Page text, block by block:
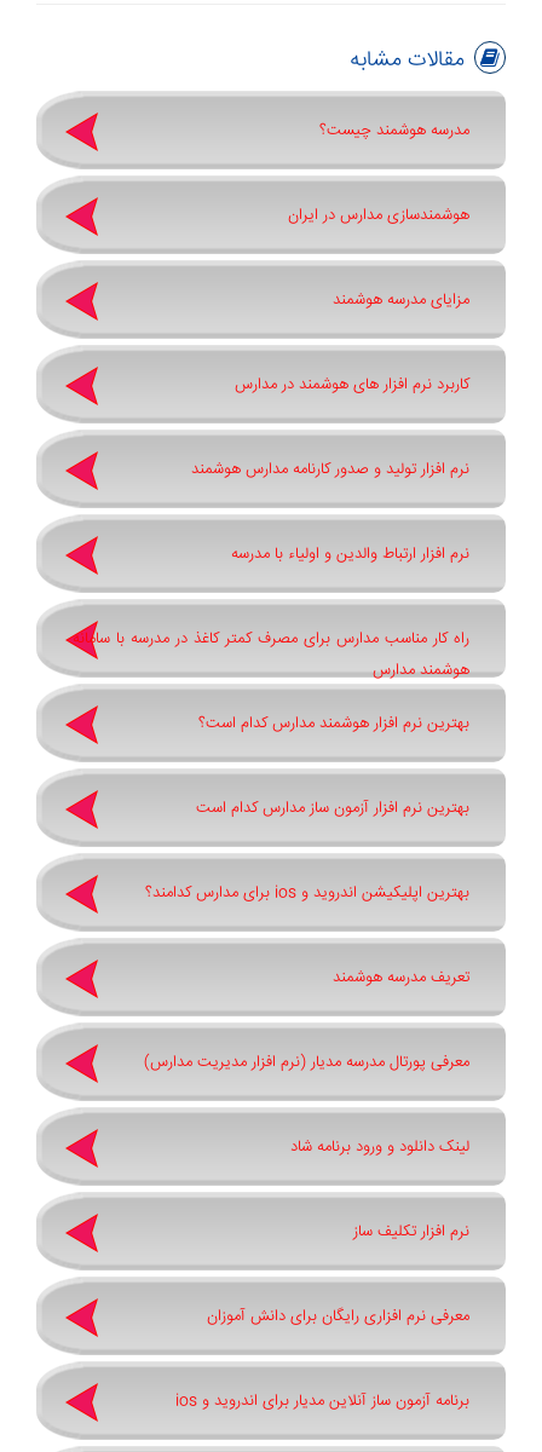
مقالات مشابه
مدرسه هوشمند چیست؟
هوشمندسازی مدارس در ایران
مزایای مدرسه هوشمند
کاربرد نرم افزار های هوشمند در مدارس
نرم افزار تولید و صدور کارنامه مدارس هوشمند
نرم افزار ارتباط والدین و اولیاء با مدرسه
راه کار مناسب مدارس برای مصرف کمتر کاغذ در مدرسه با سامانه
هوشمند مدارس
بهترین نرم افزار هوشمند مدارس کدام است؟
بهترین نرم افزار آزمون ساز مدارس کدام است
بهترین اپلیکیشن اندروید و ios برای مدارس کدامند؟
تعریف مدرسه هوشمند
معرفی پورتال مدرسه مدیار (نرم افزار مدیریت مدارس)
لینک دانلود و ورود برنامه شاد
نرم افزار تکلیف ساز
معرفی نرم افزاری رایگان برای دانش آموزان
برنامه آزمون ساز آنلاین مدیار برای اندروید و ios